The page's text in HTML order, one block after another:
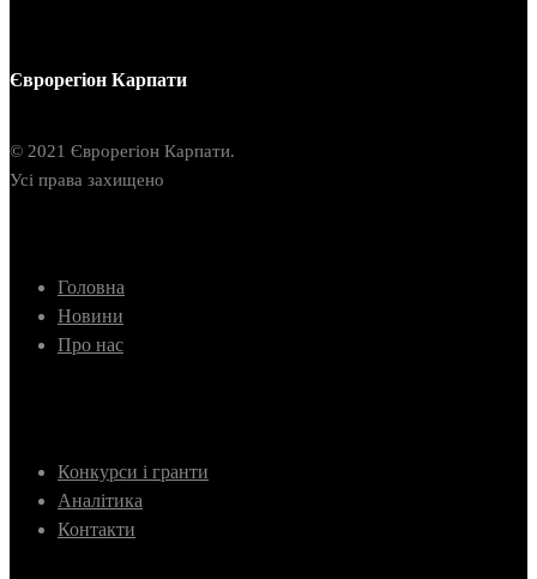
Єврорегіон Карпати
© 2021 Єврорегіон Карпати.
Усі права захищено
Головна
Новини
Про нас
Конкурси і гранти
Аналітика
Контакти